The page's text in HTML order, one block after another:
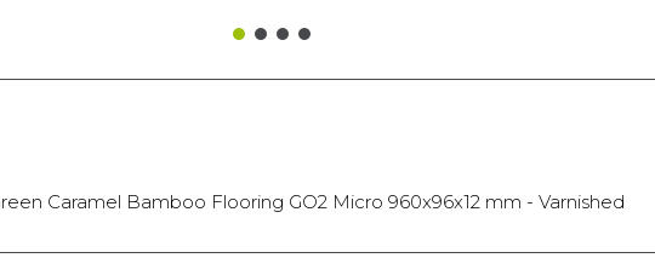
Caramel Bamboo Flooring GO2 Micro 960x96x12 mm - Varnished